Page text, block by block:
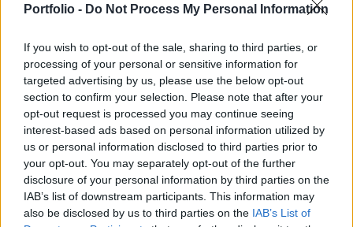
Portfolio - Do Not Process My Personal Information
If you wish to opt-out of the sale, sharing to third parties, or
processing of your personal or sensitive information for
targeted advertising by us, please use the below opt-out
section to confirm your selection. Please note that after your
opt-out request is processed you may continue seeing
interest-based ads based on personal information utilized by
us or personal information disclosed to third parties prior to
your opt-out. You may separately opt-out of the further
disclosure of your personal information by third parties on the
IAB’s list of downstream participants. This information may
also be disclosed by us to third parties on the IAB’s List of
visszafogottabb vételi érdeklődés mutatkozott a
meghirdetett 30 milliárd forintnyi értékpapírra
összesen 77.7 milliárd forintnyi vételi ajánlat
érkezett.
A kibocsátó az eredetileg tervezett mennyiséget fogadta el;
a lefedettség 2.6-szoros, míg az aukciós átlaghozam
7.44%-os lett.A mai aukció során az elfogadott ajánlatok
hozama 7.35 és 7.48 százalék között szóródott. A 7.44%-
os átlaghozam arra utal, hogy a piac a következő
hónapban nem számol a jegybanki alapkamat